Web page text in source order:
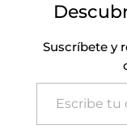
Suscríbete y
Escribe tu correo electrónico…